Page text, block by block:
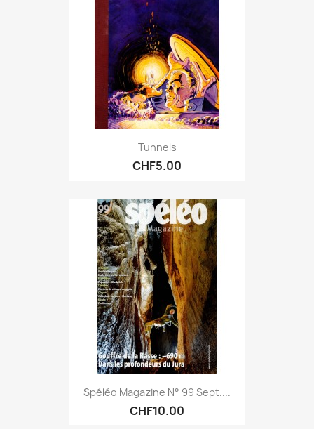
Tunnels
CHF5.00
Spéléo Magazine N° 99 Sept....
CHF10.00